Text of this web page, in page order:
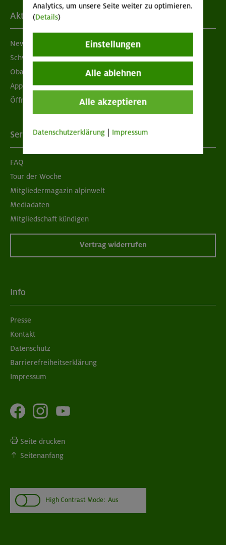
Aktuelles
Newsletter
Schwarzes Brett
Obacht geben!
App "Mein DAV+"
Öffnungszeiten
Services
FAQ
Tour der Woche
Mitgliedermagazin alpinwelt
Mediadaten
Mitgliedschaft kündigen
Vertrag widerrufen
Info
Presse
Kontakt
Datenschutz
Barrierefreiheitserklärung
Impressum
Seite drucken
Seitenanfang
High Contrast Mode: Aus
Analytics, um unsere Seite weiter zu optimieren.
(Details)
Einstellungen
Alle ablehnen
Alle akzeptieren
Datenschutzerklärung Impressum